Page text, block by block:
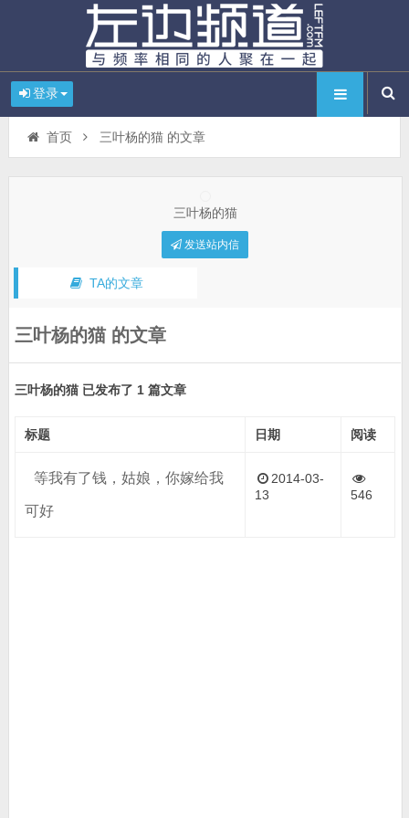
登录
首页 三叶杨的猫 的文章
三叶杨的猫
发送站内信
TA的文章
三叶杨的猫 的文章
三叶杨的猫 已发布了 1 篇文章
标题 日期 阅读
等我有了钱，姑娘，你嫁给我
可好
2014-03-
13
546